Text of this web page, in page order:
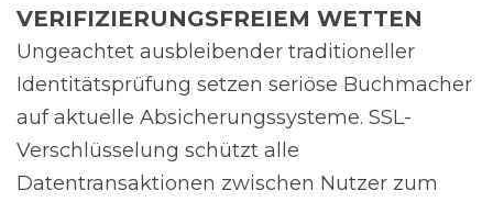
VERIFIZIERUNGSFREIEM WETTEN
Ungeachtet ausbleibender traditioneller
Identitätsprüfung setzen seriöse Buchmacher
auf aktuelle Absicherungssysteme. SSL-
Verschlüsselung schützt alle
Datentransaktionen zwischen Nutzer zum